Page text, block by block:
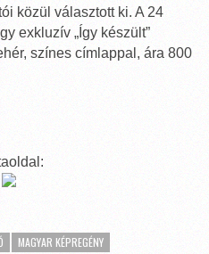
közül választott ki. A 24
exkluzív „Így készült”
színes címlappal, ára 800
MAGYAR KÉPREGÉNY